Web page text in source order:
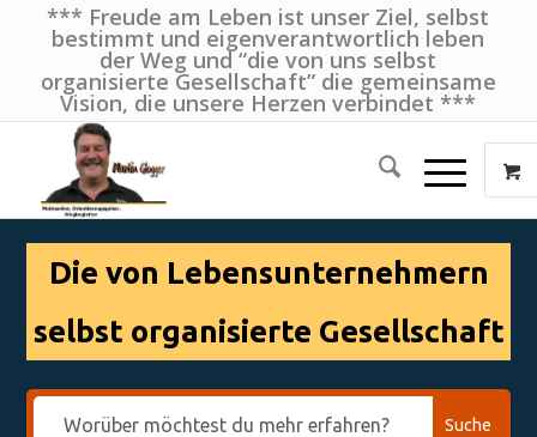
*** Freude am Leben ist unser Ziel, selbst
bestimmt und eigenverantwortlich leben
der Weg und “die von uns selbst
organisierte Gesellschaft” die gemeinsame
Vision, die unsere Herzen verbindet ***
Die von Lebensunternehmern
selbst organisierte Gesellschaft
Suche